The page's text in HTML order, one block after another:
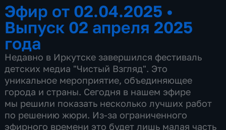
Эфир от 02.04.2025 •
Выпуск 02 апреля 2025
года
Недавно в Иркутске завершился фестиваль
детских медиа "Чистый Взгляд". Это
уникальное мероприятие, объединяющее
города и страны. Сегодня в нашем эфире
мы решили показать несколько лучших работ
по решению жюри. Из-за ограниченного
эфирного времени это будет лишь малая часть